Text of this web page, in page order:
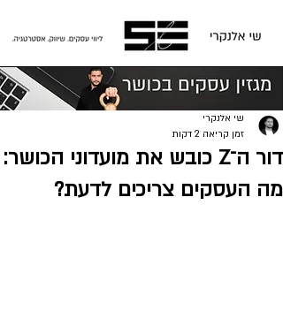
פוסט
דור ה־Z כובש את מועדוני הכושר:
מה העסקים צריכים לדעת?
שי אלנקרי
זמן קריאה 2 דקות